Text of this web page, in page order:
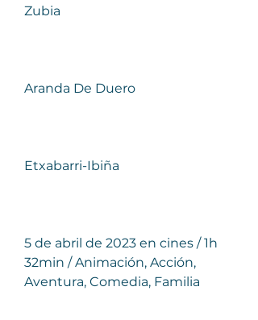
Zubia
Aranda De Duero
Etxabarri-Ibiña
5 de abril de 2023 en cines / 1h
32min / Animación, Acción,
Aventura, Comedia, Familia